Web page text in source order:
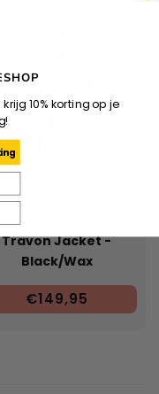
CARHARTT WIP
Travon Jacket -
Black/Wax
€149,95
10% korting op je